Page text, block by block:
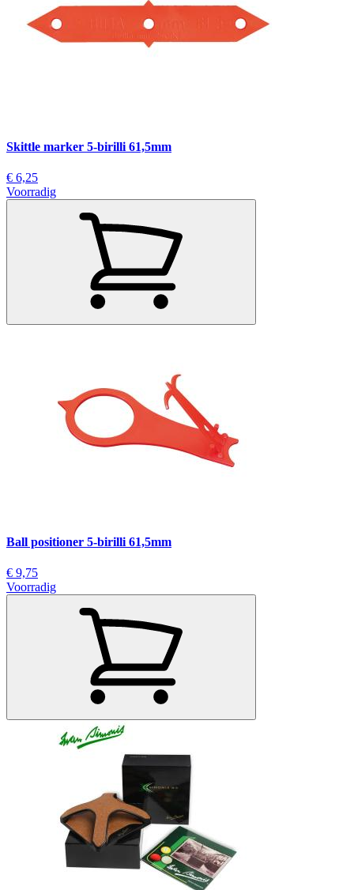
Skittle marker 5-birilli 61,5mm
€ 6,25
Voorradig
Ball positioner 5-birilli 61,5mm
€ 9,75
Voorradig